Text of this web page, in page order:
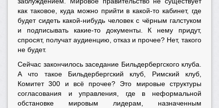
как таковое, куда можно прийти в какой-то кабинет, где
будет сидеть какой-нибудь человек с чёрным галстуком
и подписывать какие-то документы. К нему придут,
спросят, получат аудиенцию, отказ и прочее? Нет, такого
не будет.
Сейчас закончилось заседание Бильдербергского клуба.
А что такое Бильдербергский клуб, Римский клуб,
Комитет 300 и всё прочее? Это мировые структуры
согласования и управления, где в неформальной
обстановке мировым лидерам, назначенным